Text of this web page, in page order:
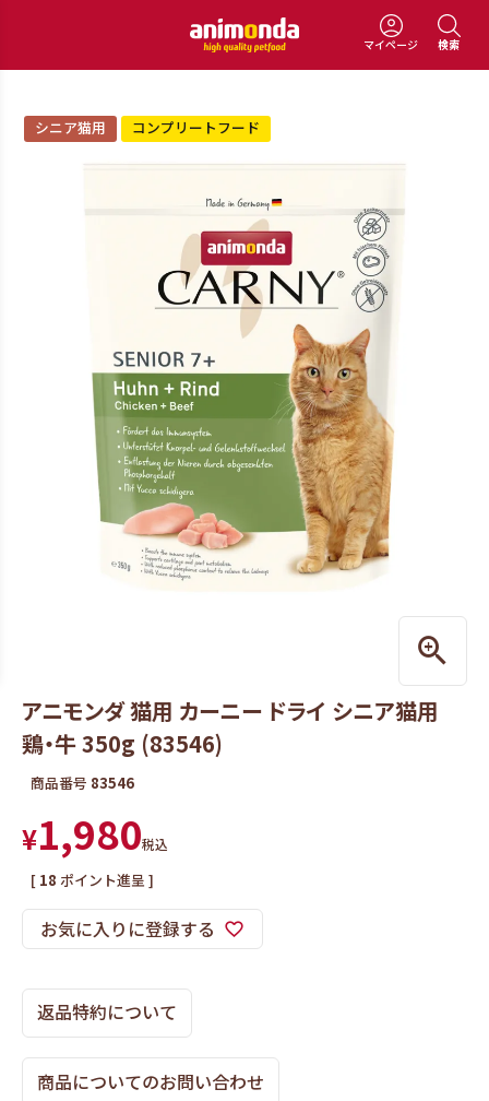
マイページ 検索
シニア猫用 コンプリートフード
アニモンダ 猫用 カーニー ドライ シニア猫用
鶏・牛 350g (83546)
商品番号 83546
¥1,980税込
[ 18 ポイント進呈 ]
お気に入りに登録する
返品特約について
商品についてのお問い合わせ